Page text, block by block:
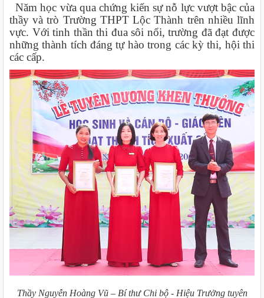
Năm học vừa qua chứng kiến sự nỗ lực vượt bậc của
thầy và trò Trường THPT Lộc Thành trên nhiều lĩnh
vực. Với tinh thần thi đua sôi nổi, trường đã đạt được
những thành tích đáng tự hào trong các kỳ thi, hội thi
các cấp.
Thầy Nguyễn Hoàng Vũ – Bí thư Chi bộ - Hiệu Trưởng tuyên